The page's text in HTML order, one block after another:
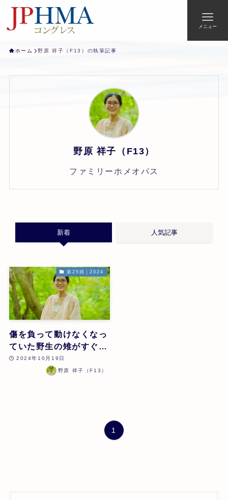
メニュー
ホーム 野原 祥子（F13）の執筆記事
野原 祥子（F13）
ファミリーホメオパス
新着 人気記事
第25回｜2024
傷を負って動けなくなっ
ていた野生の雉がすぐに
回復したケース | 野原祥
子 | 第25回
2024年10月19日
野原 祥子（F13）
1